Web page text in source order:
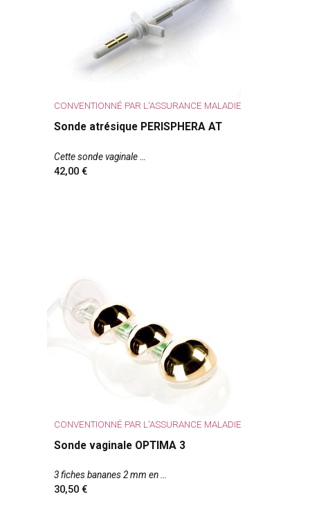
CONVENTIONNÉ PAR L'ASSURANCE MALADIE
Sonde atrésique PERISPHERA AT
Cette sonde vaginale
42,00
CONVENTIONNÉ PAR L'ASSURANCE MALADIE
Sonde vaginale OPTIMA 3
3 fiches bananes 2 mm en
30,50